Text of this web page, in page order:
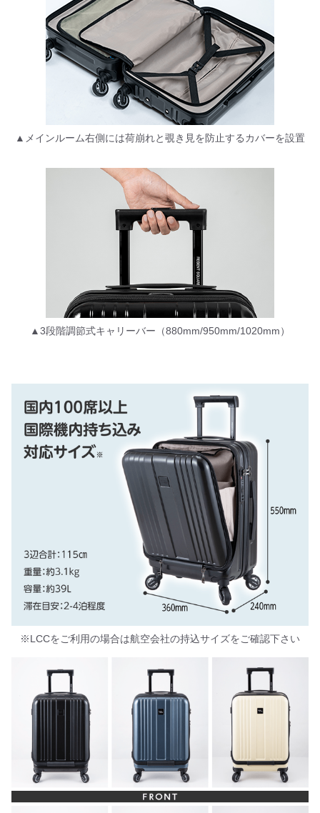
▲メインルーム右側には荷崩れと覗き見を防止するカバーを設置
▲3段階調節式キャリーバー（880mm/950mm/1020mm）
※LCCをご利用の場合は航空会社の持込サイズをご確認下さい